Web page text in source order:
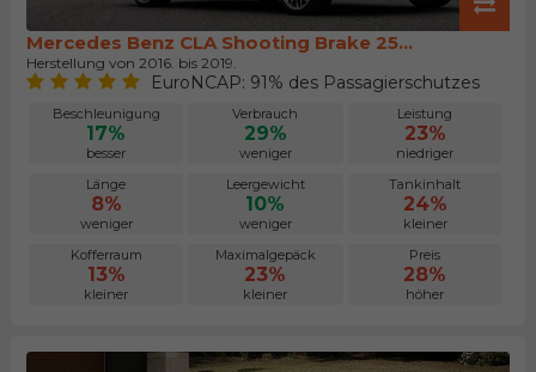
Mercedes Benz CLA Shooting Brake 25...
Herstellung von 2016. bis 2019.
EuroNCAP: 91% des Passagierschutzes
Beschleunigung
17%
besser
Verbrauch
29%
weniger
Leistung
23%
niedriger
Länge
8%
weniger
Leergewicht
10%
weniger
Tankinhalt
24%
kleiner
Kofferraum
13%
kleiner
Maximalgepäck
23%
kleiner
Preis
28%
höher